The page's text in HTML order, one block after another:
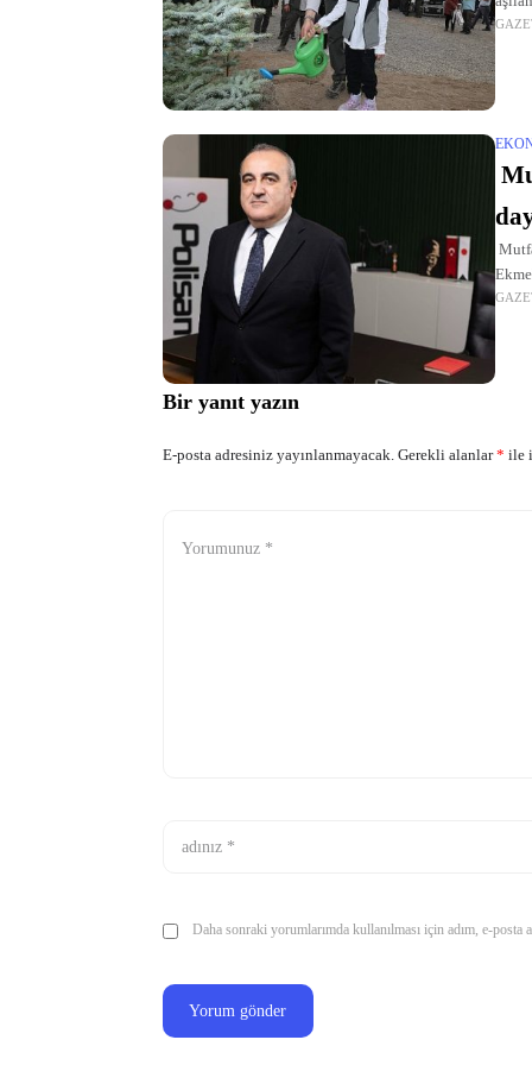
Bir yanıt yazın
E-posta adresiniz yayınlanmayacak. Gerekli alanlar* ile
Daha sonraki yorumlarımda kullanılması için adım, e-posta